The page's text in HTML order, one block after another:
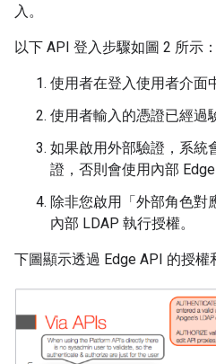
入。
以下 API 登入步驟如圖 2 所示：
使用者在登入使用者介面
使用者輸入的憑證已經過
如果啟用外部驗證，系統
證，否則會使用內部 Edge
除非您啟用「外部角色對
內部 LDAP 執行授權。
下圖顯示透過 Edge API 的授權